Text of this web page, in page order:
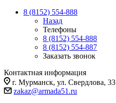
8 (8152) 554-888
Назад
Телефоны
8 (8152) 554-888
8 (8152) 554-887
Заказать звонок
Контактная информация
г. Мурманск, ул. Свердлова, 33
zakaz@armada51.ru